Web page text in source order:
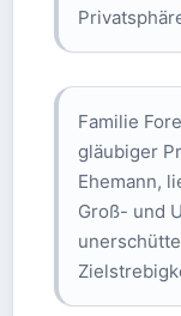
Familie
gläubiger
Ehemann,
Groß- und